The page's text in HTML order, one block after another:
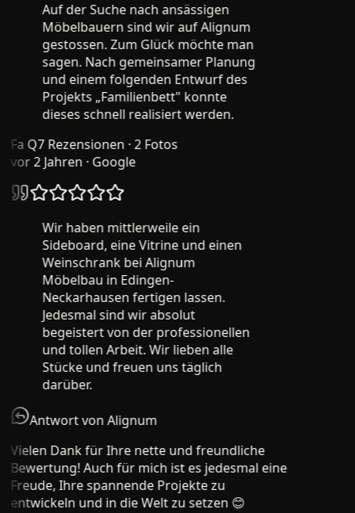
Auf der Suche nach ansässigen
Möbelbauern sind wir auf Alignum
gestossen. Zum Glück möchte man
sagen. Nach gemeinsamer Planung
und einem folgenden Entwurf des
Projekts „Familienbett" konnte
dieses schnell realisiert werden.
Fa Q7 Rezensionen · 2 Fotos
vor 2 Jahren· Google
Wir haben mittlerweile ein
Sideboard, eine Vitrine und einen
Weinschrank bei Alignum
Möbelbau in Edingen-
Neckarhausen fertigen lassen.
Jedesmal sind wir absolut
begeistert von der professionellen
und tollen Arbeit. Wir lieben alle
Stücke und freuen uns täglich
darüber.
Antwort von Alignum
Vielen Dank für Ihre nette und freundliche
Bewertung! Auch für mich ist es jedesmal eine
Freude, Ihre spannende Projekte zu
entwickeln und in die Welt zu setzen 😊